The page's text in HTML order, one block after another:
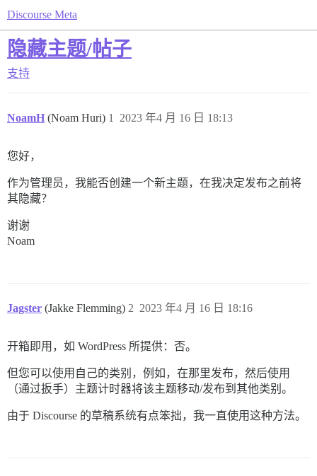
Discourse Meta
隐藏主题/帖子
支持
NoamH (Noam Huri) 2023 年4 月 16 日 18:13
1
您好，
作为管理员，我能否创建一个新主题，在我决定发布之前将
其隐藏？
谢谢
Noam
Jagster (Jakke Flemming) 2023 年4 月 16 日 18:16
2
开箱即用，如 WordPress 所提供：否。
但您可以使用自己的类别，例如，在那里发布，然后使用
（通过扳手）主题计时器将该主题移动/发布到其他类别。
由于 Discourse 的草稿系统有点笨拙，我一直使用这种方法。